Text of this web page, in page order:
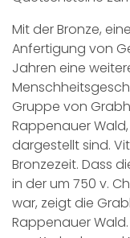
Mit der Bronze,
Anfertigung von
Jahren eine
Gruppe von
Rappenauer
dargestellt sind.
Bronzezeit. Dass
in der um 750 v.
war, zeigt die
Rappenauer